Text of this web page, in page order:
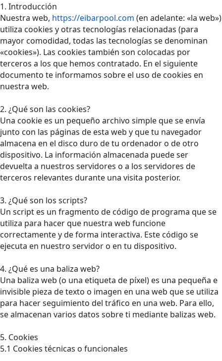
1. Introducción
Nuestra web, https://eibarpool.com (en adelante: «la web»)
utiliza cookies y otras tecnologías relacionadas (para
mayor comodidad, todas las tecnologías se denominan
«cookies»). Las cookies también son colocadas por
terceros a los que hemos contratado. En el siguiente
documento te informamos sobre el uso de cookies en
nuestra web.
2. ¿Qué son las cookies?
Una cookie es un pequeño archivo simple que se envía
junto con las páginas de esta web y que tu navegador
almacena en el disco duro de tu ordenador o de otro
dispositivo. La información almacenada puede ser
devuelta a nuestros servidores o a los servidores de
terceros relevantes durante una visita posterior.
3. ¿Qué son los scripts?
Un script es un fragmento de código de programa que se
utiliza para hacer que nuestra web funcione
correctamente y de forma interactiva. Este código se
ejecuta en nuestro servidor o en tu dispositivo.
4. ¿Qué es una baliza web?
Una baliza web (o una etiqueta de píxel) es una pequeña e
invisible pieza de texto o imagen en una web que se utiliza
para hacer seguimiento del tráfico en una web. Para ello,
se almacenan varios datos sobre ti mediante balizas web.
5. Cookies
5.1 Cookies técnicas o funcionales